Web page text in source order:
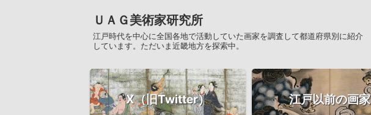
ＵＡＧ美術家研究所
江戸時代を中心に全国各地で活動していた画家を調査して都道府県別に紹介
しています。ただいま近畿地方を探索中。
X（旧Twitter） 江戸以前の画家